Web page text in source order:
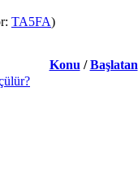
TA5FA)
Konu /Başlatan